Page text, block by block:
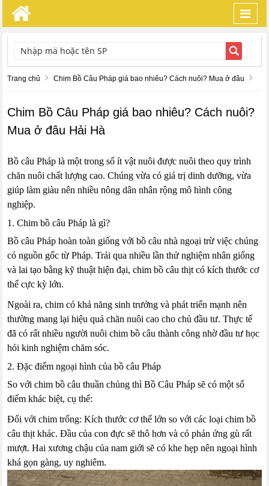
TÌM KIẾM
Trang chủ Chim Bồ Câu Pháp giá bao nhiêu? Cách nuôi? Mua ở đâu
Chim Bồ Câu Pháp giá bao nhiêu? Cách nuôi?
Mua ở đâu Hải Hà
Bồ câu Pháp là một trong số ít vật nuôi được nuôi theo quy trình
chăn nuôi chất lượng cao. Chúng vừa có giá trị dinh dưỡng, vừa
giúp làm giàu nên nhiều nông dân nhân rộng mô hình công
nghiệp.
1. Chim bồ câu Pháp là gì?
Bồ câu Pháp hoàn toàn giống với bồ câu nhà ngoại trừ việc chúng
có nguồn gốc từ Pháp. Trải qua nhiều lần thử nghiệm nhân giống
và lai tạo bằng kỹ thuật hiện đại, chim bồ câu thịt có kích thước cơ
thể cực kỳ lớn.
Ngoài ra, chim có khả năng sinh trưởng và phát triển mạnh nên
thường mang lại hiệu quả chăn nuôi cao cho chủ đầu tư. Thực tế
đã có rất nhiều người nuôi chim bồ câu thành công nhờ đầu tư học
hỏi kinh nghiệm chăm sóc.
2. Đặc điểm ngoại hình của bồ câu Pháp
So với chim bồ câu thuần chủng thì Bồ Câu Pháp sẽ có một số
điểm khác biệt, cụ thể:
Đối với chim trống: Kích thước cơ thể lớn so với các loại chim bồ
câu thịt khác. Đầu của con đực sẽ thô hơn và có phản ứng gù rất
mượt. Hai xương chậu của nam giới sẽ có khe hẹp nên ngoại hình
khá gọn gàng, uy nghiêm.